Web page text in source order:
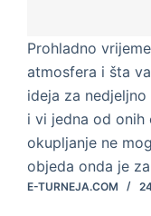
Prohladno
atmosfera i šta
ideja za
i vi jedna od
okupljanje ne
objeda onda je
E-TURNEJA.COM